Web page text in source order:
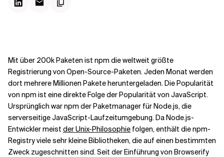
Mit über 200k Paketen ist npm die weltweit größte
Registrierung von Open-Source-Paketen. Jeden Monat werden
dort mehrere Millionen Pakete heruntergeladen. Die Popularität
von npm ist eine direkte Folge der Popularität von JavaScript.
Ursprünglich war npm der Paketmanager für Node.js, die
serverseitige JavaScript-Laufzeitumgebung. Da Node.js-
Entwickler meist der Unix-Philosophie folgen, enthält die npm-
Registry viele sehr kleine Bibliotheken, die auf einen bestimmten
Zweck zugeschnitten sind. Seit der Einführung von Browserify